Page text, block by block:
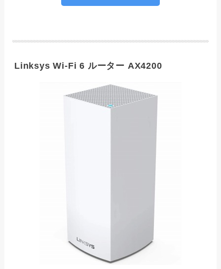
Linksys Wi-Fi 6 ルーター AX4200